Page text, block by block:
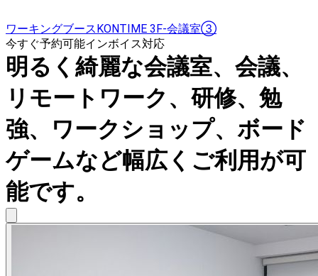
ワーキングブースKONTIME 3F-会議室③
今すぐ予約可能インボイス対応
明るく綺麗な会議室、会議、
リモートワーク、研修、勉
強、ワークショップ、ボード
ゲームなど幅広くご利用が可
能です。